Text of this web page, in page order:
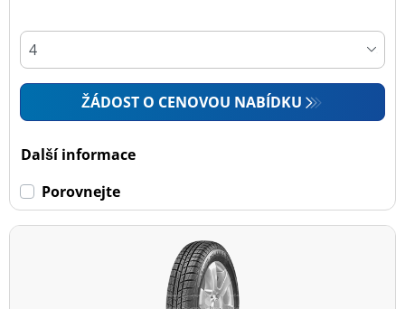
ŽÁDOST O CENOVOU NABÍDKU
Další informace
Porovnejte